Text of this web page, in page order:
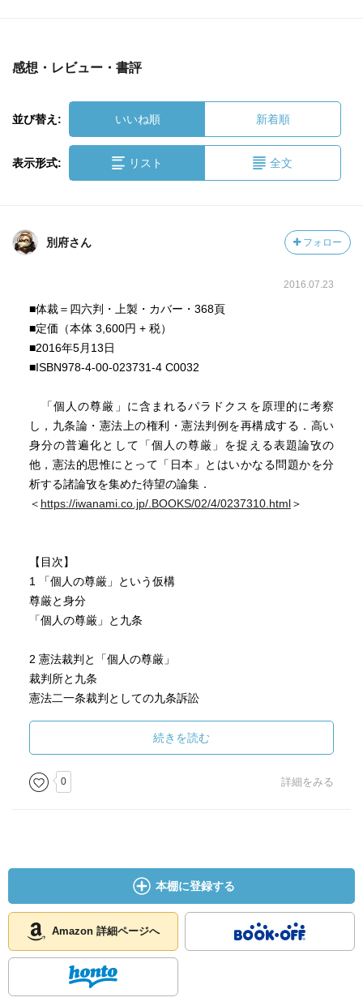
感想・レビュー・書評
並び替え: いいね順 新着順
表示形式: リスト 全文
別府さん フォロー
2016.07.23
■体裁＝四六判・上製・カバー・368頁
■定価（本体 3,600円 + 税）
■2016年5月13日
■ISBN978-4-00-023731-4 C0032
「個人の尊厳」に含まれるパラドクスを原理的に考察
し，九条論・憲法上の権利・憲法判例を再構成する．高い
身分の普遍化として「個人の尊厳」を捉える表題論攷の
他，憲法的思惟にとって「日本」とはいかなる問題かを分
析する諸論攷を集めた待望の論集．
＜ https://iwanami.co.jp/.BOOKS/02/4/0237310.html＞
【目次】
1 「個人の尊厳」という仮構
尊厳と身分
「個人の尊厳」と九条
2 憲法裁判と「個人の尊厳」
裁判所と九条
憲法二一条裁判としての九条訴訟
分最高裁違憲決定を読む
不起立訴訟と憲法一二条
「命令」と「強制」の間――最高裁判例に潜在する「個人
の尊厳」
最高権力者の「表現の自由」
法律家による釜ヶ崎サーガ――「学ぶ」者として、「権力
者」として、ふたつの倫理履践の可能性(書評 遠藤比呂通
『不平等の謎――憲法のテオリアとプラクシス』)
厳しさと優しさ――広中俊雄先生の思い出に
続きを読む
0 詳細をみる
本棚に登録する
Amazon 詳細ページへ